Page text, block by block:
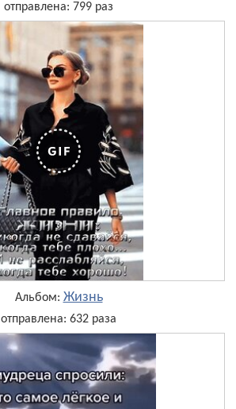
отправлена: 799 раз
Альбом: Жизнь
отправлена: 632 раза